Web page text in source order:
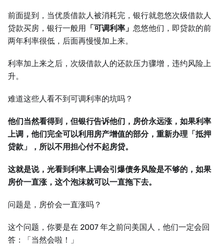
前面提到，当优质借款人被消耗完，银行就忽悠次级借款人
贷款买房，银行一般用 「可调利率」 忽悠他们，即贷款的前
两年利率很低，后面再慢慢加上来。
利率加上来之后，次级借款人的还款压力骤增，违约风险上
升。
难道这些人看不到可调利率的坑吗？
他们当然看得到，但银行告诉他们，房价永远涨，如果利率
上调，他们完全可以利用房产增值的部分，重新办理「抵押
贷款」，所以不用担心付不起房贷。
这就是说，光看到利率上调会引爆债务风险是不够的，如果
房价一直涨，这个泡沫就可以一直拖下去。
问题是，房价会一直涨吗？
这个问题，你要是在 2007 年之前问美国人，他们一定会回
答：「当然会啦！」